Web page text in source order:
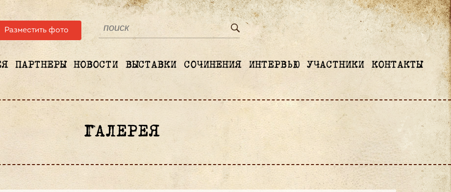
Разместить фото
ПАРТНЕРЫ НОВОСТИ ВЫСТАВКИ СОЧИНЕНИЯ ИНТЕРВЬЮ УЧАСТНИКИ КОНТАКТЫ
ГАЛЕРЕЯ